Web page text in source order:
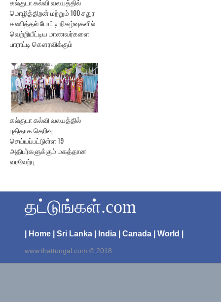
கல்குடா கல்வி வலயத்தில்
மொழித்திறன் மற்றும் 100 சதுர
கணித்தல் போட்டி நிகழ்வுகளில்
வெற்றியீட்டிய மாணவர்களை
பாராட்டி கௌரவிக்கும்
கல்குடா கல்வி வலயத்தில்
புதிதாக தெரிவு
செய்யப்பட்டுள்ள 19
அதிபர்களுக்கும் மகத்தான
வரவேற்பு
தட்டுங்கள்.com
| Home | Sri Lanka | India | Canada | World |
www.thattungal.com © 2018